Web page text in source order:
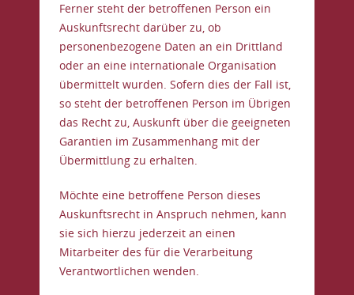
Ferner steht der betroffenen Person ein
Auskunftsrecht darüber zu, ob
personenbezogene Daten an ein Drittland
oder an eine internationale Organisation
übermittelt wurden. Sofern dies der Fall ist,
so steht der betroffenen Person im Übrigen
das Recht zu, Auskunft über die geeigneten
Garantien im Zusammenhang mit der
Übermittlung zu erhalten.
Möchte eine betroffene Person dieses
Auskunftsrecht in Anspruch nehmen, kann
sie sich hierzu jederzeit an einen
Mitarbeiter des für die Verarbeitung
Verantwortlichen wenden.